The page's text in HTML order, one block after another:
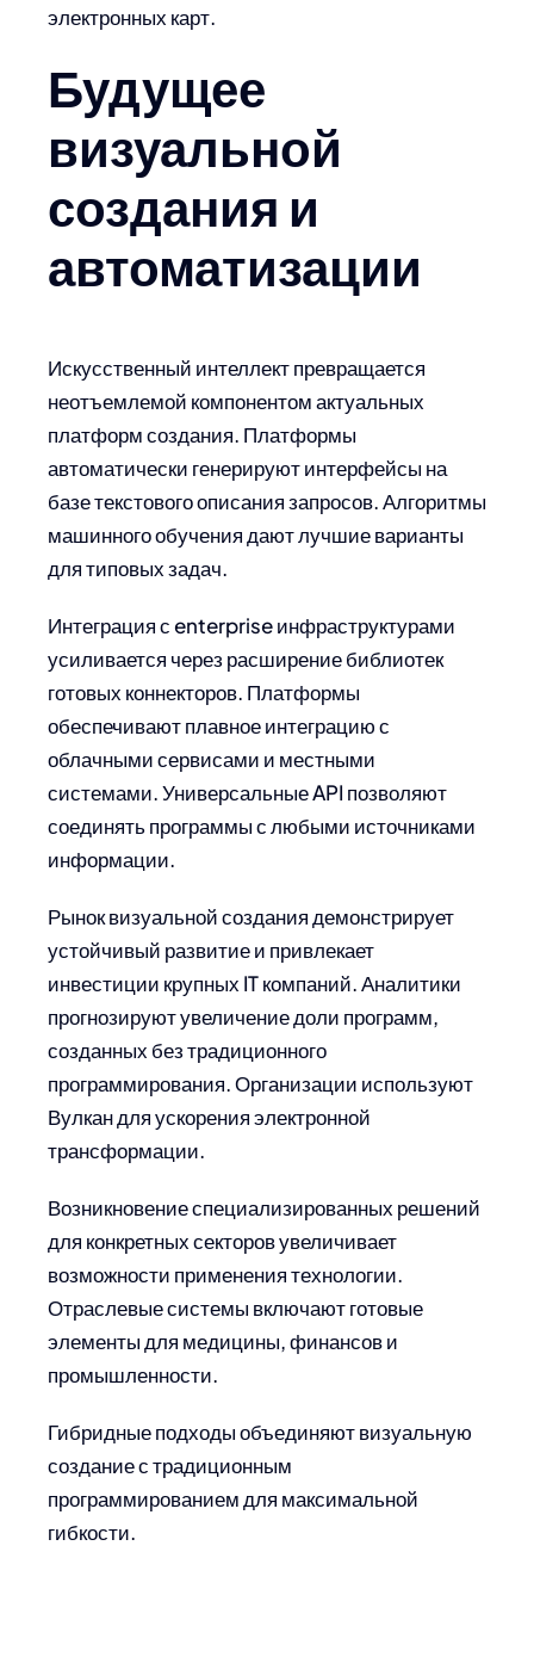
электронных карт.
Будущее
визуальной
создания и
автоматизации
Искусственный интеллект превращается
неотъемлемой компонентом актуальных
платформ создания. Платформы
автоматически генерируют интерфейсы на
базе текстового описания запросов. Алгоритмы
машинного обучения дают лучшие варианты
для типовых задач.
Интеграция с enterprise инфраструктурами
усиливается через расширение библиотек
готовых коннекторов. Платформы
обеспечивают плавное интеграцию с
облачными сервисами и местными
системами. Универсальные API позволяют
соединять программы с любыми источниками
информации.
Рынок визуальной создания демонстрирует
устойчивый развитие и привлекает
инвестиции крупных IT компаний. Аналитики
прогнозируют увеличение доли программ,
созданных без традиционного
программирования. Организации используют
Вулкан для ускорения электронной
трансформации.
Возникновение специализированных решений
для конкретных секторов увеличивает
возможности применения технологии.
Отраслевые системы включают готовые
элементы для медицины, финансов и
промышленности.
Гибридные подходы объединяют визуальную
создание с традиционным
программированием для максимальной
гибкости.